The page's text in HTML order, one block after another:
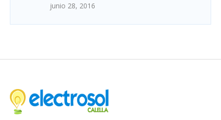
junio 28, 2016